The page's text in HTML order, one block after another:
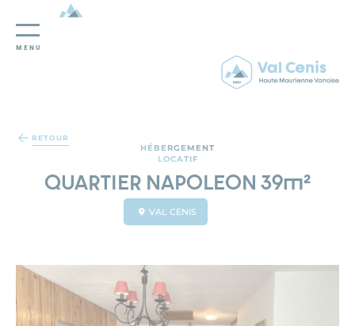
MENU
RETOUR
HÉBERGEMENT
LOCATIF
QUARTIER NAPOLEON 39m²
VAL CENIS